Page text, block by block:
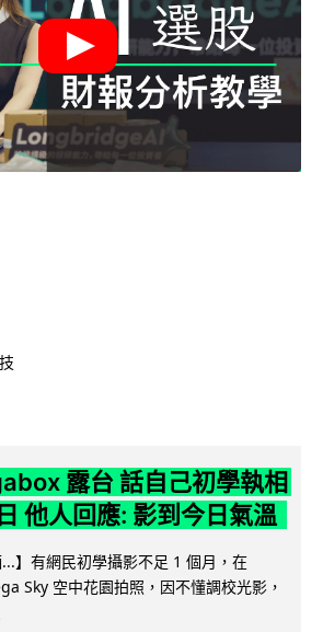
露台 話自己初學執相
他人回應: 影到今日氣溫
...】有網民初學攝影不足 1 個月，在
Sky 空中花園拍照，因不懂調校光影，